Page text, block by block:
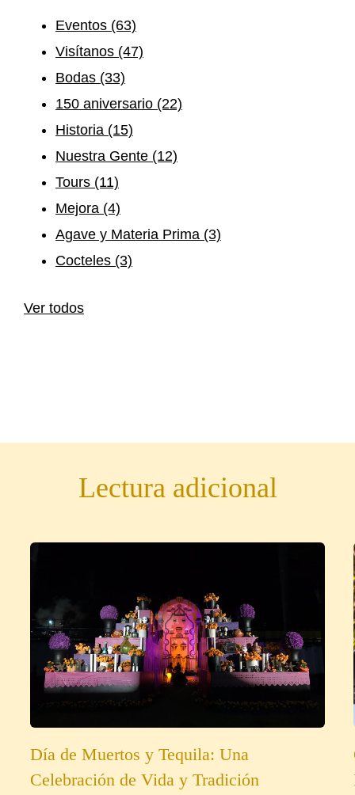
Eventos (63)
Visítanos (47)
Bodas (33)
150 aniversario (22)
Historia (15)
Nuestra Gente (12)
Tours (11)
Mejora (4)
Agave y Materia Prima (3)
Cocteles (3)
Ver todos
Lectura adicional
Día de Muertos y Tequila: Una
Celebración de Vida y Tradición